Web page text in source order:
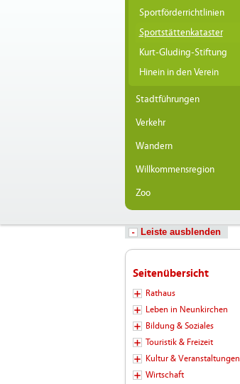
Sportförderrichtlinien
Sportstättenkataster
Kurt-Gluding-Stiftung
Hinein in den Verein
Stadtführungen
Verkehr
Wandern
Willkommensregion
Zoo
Leiste ausblenden
Seitenübersicht
Rathaus
Leben in Neunkirchen
Bildung & Soziales
Touristik & Freizeit
Kultur & Veranstaltungen
Wirtschaft